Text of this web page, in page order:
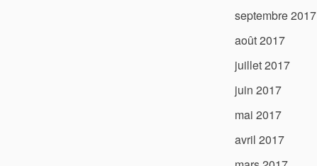
septembre 2017
août 2017
juillet 2017
juin 2017
mai 2017
avril 2017